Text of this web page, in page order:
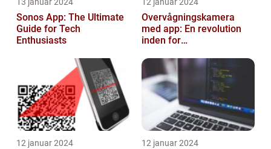
Sonos App: The Ultimate
Guide for Tech
Enthusiasts
Overvågningskamera
med app: En revolution
inden for
12 januar 2024 12 januar 2024